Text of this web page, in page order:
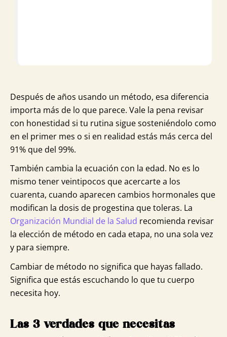
Después de años usando un método, esa diferencia
importa más de lo que parece. Vale la pena revisar
con honestidad si tu rutina sigue sosteniéndolo como
en el primer mes o si en realidad estás más cerca del
91% que del 99%.
También cambia la ecuación con la edad. No es lo
mismo tener veintipocos que acercarte a los
cuarenta, cuando aparecen cambios hormonales que
modifican la dosis de progestina que toleras. La
Organización Mundial de la Salud recomienda revisar
la elección de método en cada etapa, no una sola vez
y para siempre.
Cambiar de método no significa que hayas fallado.
Significa que estás escuchando lo que tu cuerpo
necesita hoy.
Las 3 verdades que necesitas